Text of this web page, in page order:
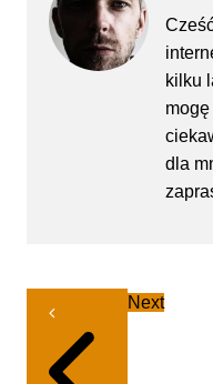
kilku
dla
Nawigacja
wpisu
Next